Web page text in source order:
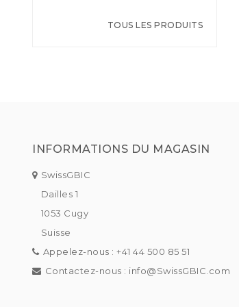
TOUS LES PRODUITS
INFORMATIONS DU MAGASIN
SwissGBIC
Dailles 1
1053 Cugy
Suisse
Appelez-nous : +41 44 500 85 51
Contactez-nous : info@SwissGBIC.com